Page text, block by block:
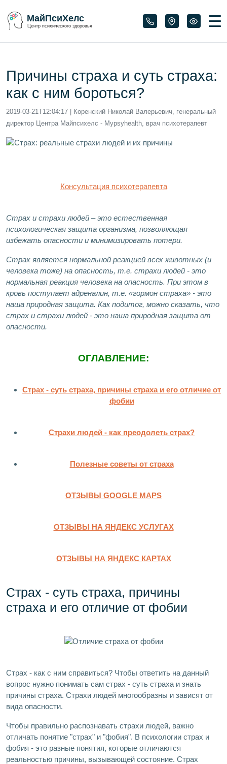
МайПсиХелс
Центр психического здоровья
Причины страха и суть страха:
как с ним бороться?
2019-03-21T12:04:17 | Коренский Николай Валерьевич, генеральный
директор Центра Майпсихелс - Mypsyhealth, врач психотерапевт
Консультация психотерапевта
Страх и страхи людей – это естественная
психологическая защита организма, позволяющая
избежать опасности и минимизировать потери.
Страх является нормальной реакцией всех животных (и
человека тоже) на опасность, т.е. страхи людей - это
нормальная реакция человека на опасность. При этом в
кровь поступает адреналин, т.е. «гормон страха» - это
наша природная защита. Как подитог, можно сказать, что
страх и страхи людей - это наша природная защита от
опасности.
ОГЛАВЛЕНИЕ:
Страх - суть страха, причины страха и его отличие от
фобии
Страхи людей - как преодолеть страх?
Полезные советы от страха
ОТЗЫВЫ GOOGLE MAPS
ОТЗЫВЫ НА ЯНДЕКС УСЛУГАХ
ОТЗЫВЫ НА ЯНДЕКС КАРТАХ
Страх - суть страха, причины
страха и его отличие от фобии
Страх - как с ним справиться? Чтобы ответить на данный
вопрос нужно понимать сам страх - суть страха и знать
причины страха. Страхи людей многообразны и зависят от
вида опасности.
Чтобы правильно распознавать страхи людей, важно
отличать понятие "страх" и "фобия". В психологии страх и
фобия - это разные понятия, которые отличаются
реальностью причины, вызывающей состояние. Страх